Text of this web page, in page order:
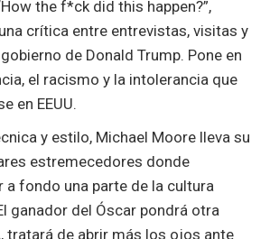
the f*ck did this happen?”,
crítica entre entrevistas, visitas y
de Donald Trump. Pone en
el racismo y la intolerancia que
en EEUU.
y estilo, Michael Moore lleva su
estremecedores donde
fondo una parte de la cultura
ganador del Óscar pondrá otra
tratará de abrir más los ojos ante